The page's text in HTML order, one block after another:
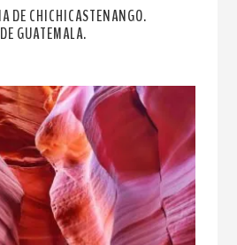
DE CHICHICASTENANGO.
GUATEMALA.